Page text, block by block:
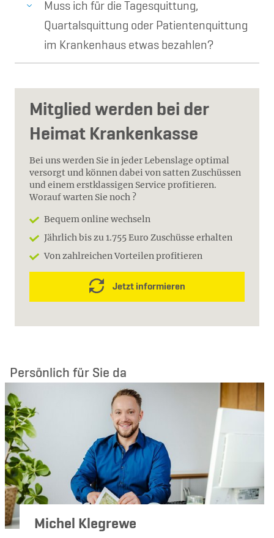
Muss ich für die Tagesquittung,
Quartalsquittung oder Patientenquittung
im Krankenhaus etwas bezahlen?
Mitglied werden bei der
Heimat Krankenkasse
Bei uns werden Sie in jeder Lebenslage optimal
versorgt und können dabei von satten Zuschüssen
und einem erstklassigen Service profitieren.
Worauf warten Sie noch ?
Bequem online wechseln
Jährlich bis zu 1.755 Euro Zuschüsse erhalten
Von zahlreichen Vorteilen profitieren
Jetzt informieren
Persönlich für Sie da
Michel Klegrewe